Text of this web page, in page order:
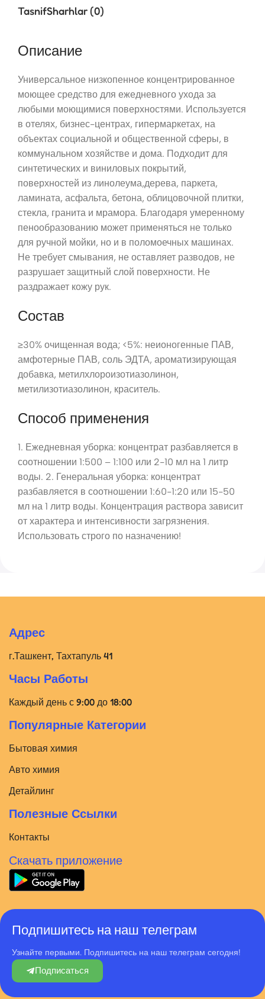
TasnifSharhlar (0)
Описание
Универсальное низкопенное концентрированное
моющее средство для ежедневного ухода за
любыми моющимися поверхностями. Используется
в отелях, бизнес-центрах, гипермаркетах, на
объектах социальной и общественной сферы, в
коммунальном хозяйстве и дома. Подходит для
синтетических и виниловых покрытий,
поверхностей из линолеума,дерева, паркета,
ламината, асфальта, бетона, облицовочной плитки,
стекла, гранита и мрамора. Благодаря умеренному
пенообразованию может применяться не только
для ручной мойки, но и в поломоечных машинах.
Не требует смывания, не оставляет разводов, не
разрушает защитный слой поверхности. Не
раздражает кожу рук.
Состав
≥30% очищенная вода; <5%: неионогенные ПАВ,
амфотерные ПАВ, соль ЭДТА, ароматизирующая
добавка, метилхлороизотиазолинон,
метилизотиазолинон, краситель.
Способ применения
1. Ежедневная уборка: концентрат разбавляется в
соотношении 1:500 – 1:100 или 2-10 мл на 1 литр
воды. 2. Генеральная уборка: концентрат
разбавляется в соотношении 1:60-1:20 или 15-50
мл на 1 литр воды. Концентрация раствора зависит
от характера и интенсивности загрязнения.
Использовать строго по назначению!
Адрес
г.Ташкент, Тахтапуль 41
Часы Работы
Каждый день с 9:00 до 18:00
Популярные Категории
Бытовая химия
Авто химия
Детайлинг
Полезные Ссылки
Контакты
Скачать приложение
Подпишитесь на наш телеграм
Узнайте первыми. Подпишитесь на наш телеграм сегодня!
Подписаться